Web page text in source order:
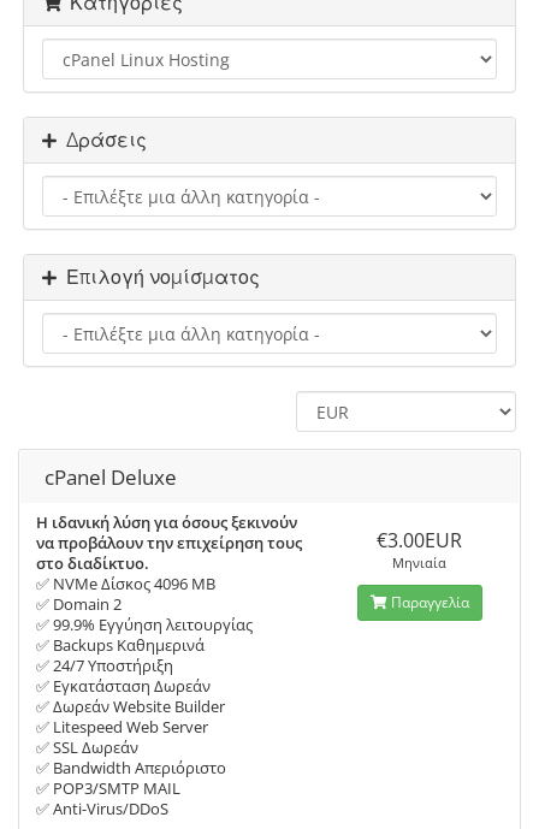
Δράσεις
Επιλογή νομίσματος
cPanel Deluxe
Η ιδανική λύση για όσους ξεκινούν
να προβάλουν την επιχείρηση τους
στο διαδίκτυο.
✅ NVMe Δίσκος 4096 MB
✅ Domain 2
✅ 99.9% Εγγύηση λειτουργίας
✅ Backups Καθημερινά
✅ 24/7 Υποστήριξη
✅ Εγκατάσταση Δωρεάν
✅ Δωρεάν Website Builder
✅ Litespeed Web Server
✅ SSL Δωρεάν
✅ Bandwidth Απεριόριστο
✅ POP3/SMTP MAIL
✅ Anti-Virus/DDoS
€3.00EUR
Μηνιαία
Παραγγελία